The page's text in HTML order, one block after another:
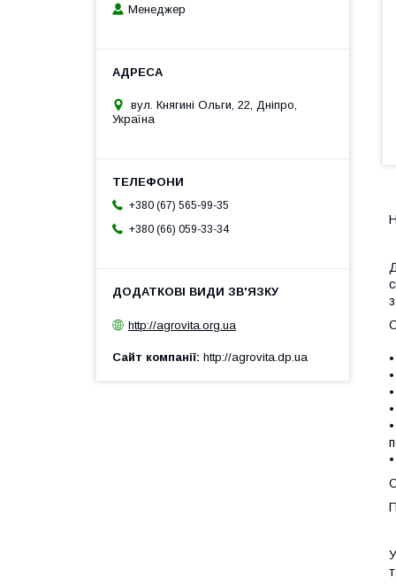
Менеджер
вул. Княгині Ольги, 22, Дніпро,
Україна
+380 (67) 565-99-35
+380 (66) 059-33-34
http://agrovita.org.ua
Сайт компанії http://agrovita.dp.ua